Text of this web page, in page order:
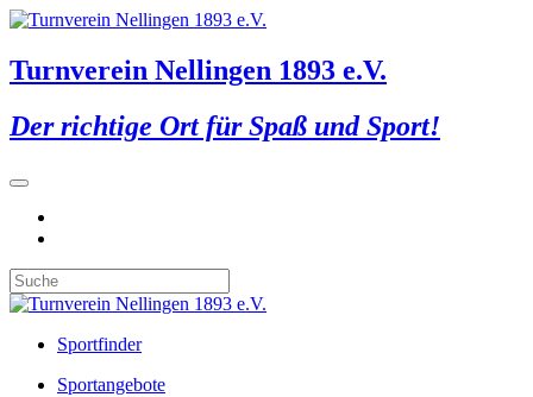
Turnverein Nellingen 1893 e.V.
Der richtige Ort für Spaß und Sport!
Sportfinder
Sportangebote